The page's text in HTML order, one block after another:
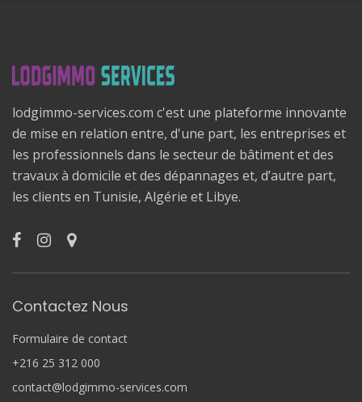
lodgimmo-services.com c'est une plateforme innovante
de mise en relation entre, d'une part, les entreprises et
les professionnels dans le secteur de bâtiment et des
travaux à domicile et des dépannages et, d’autre part,
les clients en Tunisie, Algérie et Libye.
Contactez Nous
Formulaire de contact
+216 25 312 000
contact@lodgimmo-services.com